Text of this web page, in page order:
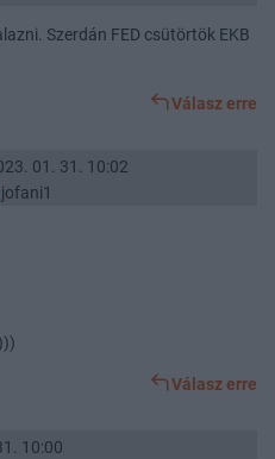
Szerdán FED csütörtök EKB
Válasz erre
01. 31. 10:02
jofani1
Válasz erre
10:00